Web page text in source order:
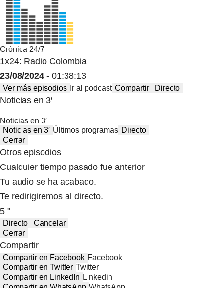
Crónica 24/7
1x24: Radio Colombia
23/08/2024 - 01:38:13
Ver más episodios Ir al podcast Compartir Directo
Noticias en 3′
Noticias en 3′
Noticias en 3′ Últimos programas Directo
Cerrar
Otros episodios
Cualquier tiempo pasado fue anterior
Tu audio se ha acabado.
Te redirigiremos al directo.
5 "
Directo
Cancelar
Cerrar
Compartir
Compartir en Facebook Facebook
Compartir en Twitter Twitter
Compartir en LinkedIn Linkedin